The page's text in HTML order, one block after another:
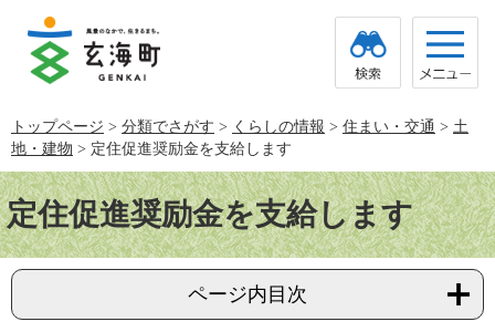
で
す。
ば
し
て
本
文
へ
トップページ > 分類でさがす > くらしの情報 > 住まい・交通 > 土
地・建物 > 定住促進奨励金を支給します
本
文定住促進奨励金を支給します
ページ内目次